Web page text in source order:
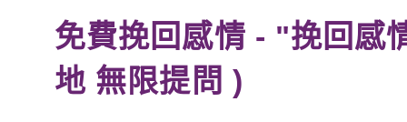
免費挽回感情 - "挽回感
地 無限提問 )